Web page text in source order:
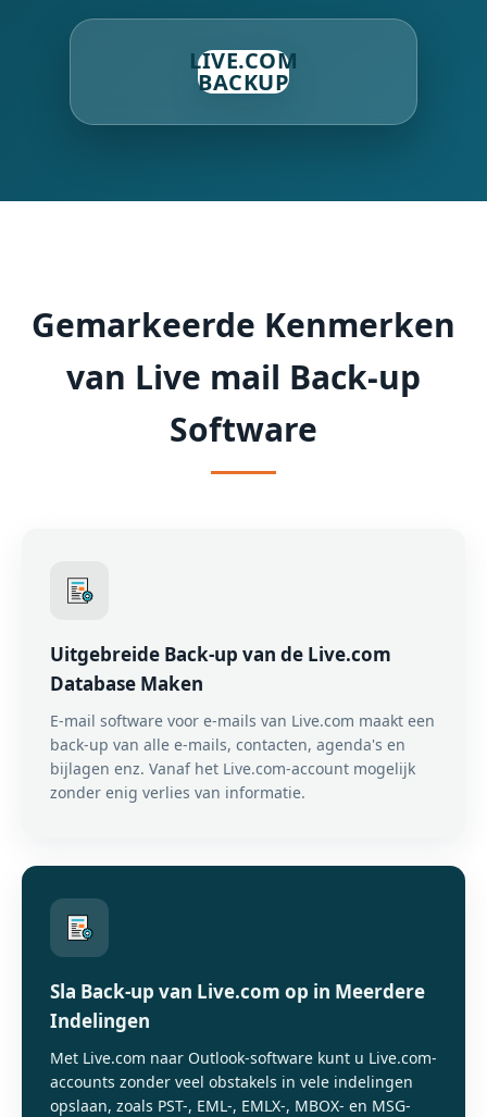
LIVE.COM
BACKUP
Gemarkeerde Kenmerken
van Live mail Back-up
Software
Uitgebreide Back-up van de Live.com
Database Maken
E-mail software voor e-mails van Live.com maakt een
back-up van alle e-mails, contacten, agenda's en
bijlagen enz. Vanaf het Live.com-account mogelijk
zonder enig verlies van informatie.
Sla Back-up van Live.com op in Meerdere
Indelingen
Met Live.com naar Outlook-software kunt u Live.com-
accounts zonder veel obstakels in vele indelingen
opslaan, zoals PST-, EML-, EMLX-, MBOX- en MSG-